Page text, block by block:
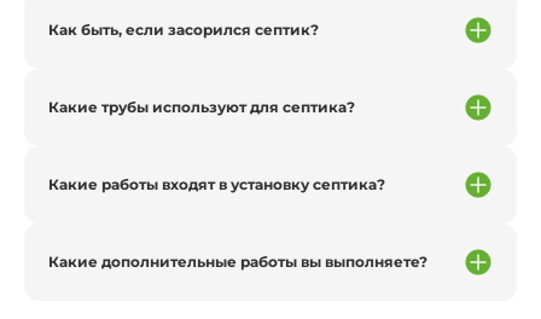
Как быть, если засорился септик?
Какие трубы используют для септика?
Какие работы входят в установку септика?
Какие дополнительные работы вы выполняете?